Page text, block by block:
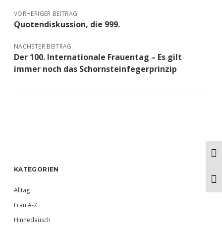
VORHERIGER BEITRAG
Quotendiskussion, die 999.
NÄCHSTER BEITRAG
Der 100. Internationale Frauentag – Es gilt
immer noch das Schornsteinfegerprinzip
Sidebar
KATEGORIEN
Alltag
Frau A-Z
Hinnedausch